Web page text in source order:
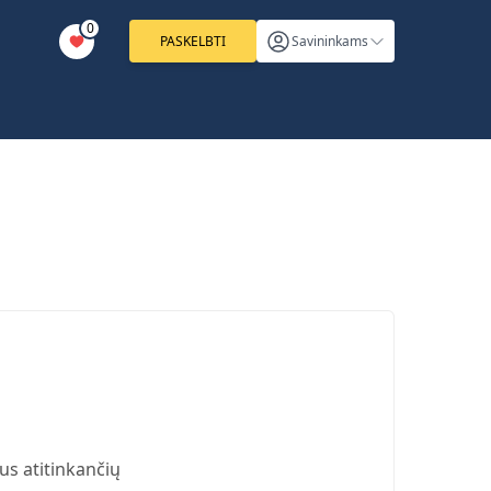
0
PASKELBTI Savininkams
atitinkančių